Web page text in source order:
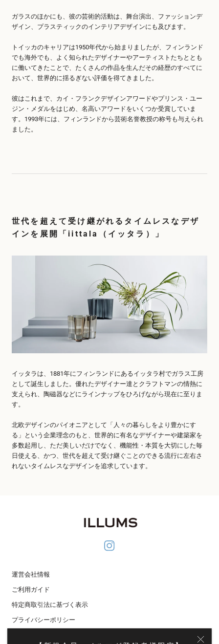
ガラスのほかにも、彼の芸術的活動は、舞台演出、ファッションデ
ザイン、プラスティックのインテリアデザインにも及びます。
トイッカのキャリアは1950年代から始まりましたが、フィンランド
でも海外でも、よく知られたデザイナーやアーティストたちととも
に働いてきたことで、たくさんの作品を生んだその経歴のすべてに
おいて、世界的に揺るぎない評価を得てきました。
彼はこれまで、カイ・フランクデザインアワードやプリンス・ユー
ジン・メダルをはじめ、名高いアワードをいくつか受賞していま
す。1993年には、フィンランドから芸術名誉教授の称号も与えられ
ました。
世代を超えて受け継がれるタイムレスなデザ
インを展開「iittala（イッタラ）」
イッタラは、1881年にフィンランドにあるイッタラ村でガラス工房
として誕生しました。優れたデザイナー達とクラフトマンの情熱に
支えられ、陶磁器などにラインナップをひろげながら現在に至りま
す。
北欧デザインのパイオニアとして「人々の暮らしをより豊かにす
る」という企業理念のもと、世界的に有名なデザイナーや建築家を
多数起用し、ただ美しいだけでなく、機能性・本質を大切にした毎
日使える、かつ、世代を超えて受け継ぐことのできる流行に左右さ
れないタイムレスなデザインを追求しています。
運営会社情報
ご利用ガイド
特定商取引法に基づく表示
プライバシーポリシー